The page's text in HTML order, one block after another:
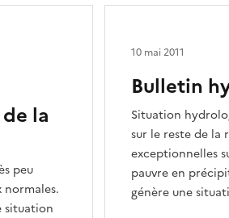
la
peu
normales.
situation
Bulletin
Situation
sur le reste de la
exceptionnelles
pauvre en
génère une
10 mai 2011